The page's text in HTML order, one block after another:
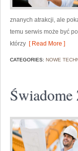
znanych atrakcji, ale
temu serwis może być
którzy [ Read More ]
CATEGORIES: NOWE
Świadome